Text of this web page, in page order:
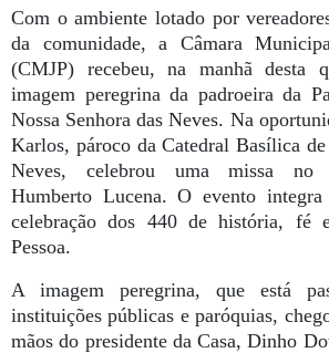
Com o ambiente lotado por
da comunidade, a Câmara
(CMJP) recebeu, na manhã desta
imagem peregrina da padroeira da
Nossa Senhora das Neves. Na
Karlos, pároco da Catedral Basílica de
Neves, celebrou uma missa no
Humberto Lucena. O evento
celebração dos 440 de história, fé
Pessoa.
A imagem peregrina, que está
instituições públicas e paróquias,
mãos do presidente da Casa, Dinho